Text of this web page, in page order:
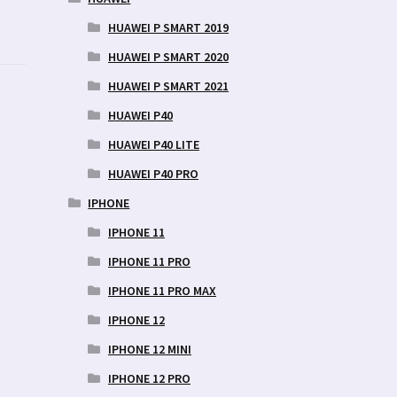
HUAWEI P SMART 2019
HUAWEI P SMART 2020
HUAWEI P SMART 2021
HUAWEI P40
HUAWEI P40 LITE
HUAWEI P40 PRO
IPHONE
IPHONE 11
IPHONE 11 PRO
IPHONE 11 PRO MAX
IPHONE 12
IPHONE 12 MINI
IPHONE 12 PRO